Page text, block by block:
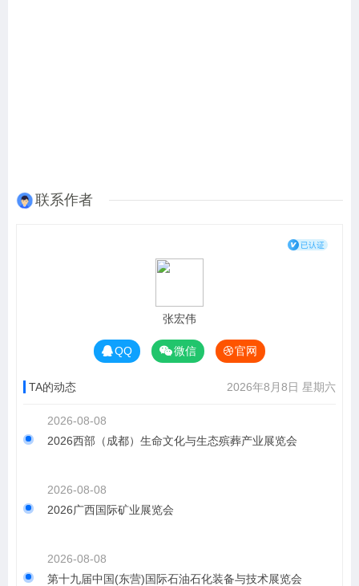
联系作者
张宏伟
QQ 微信 官网
TA的动态 2026年8月8日 星期六
2026-08-08
2026西部（成都）生命文化与生态殡葬产业展览会
2026-08-08
2026广西国际矿业展览会
2026-08-08
第十九届中国(东营)国际石油石化装备与技术展览会